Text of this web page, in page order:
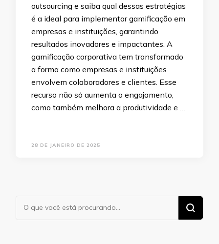
outsourcing e saiba qual dessas estratégias
é a ideal para implementar gamificação em
empresas e instituições, garantindo
resultados inovadores e impactantes. A
gamificação corporativa tem transformado
a forma como empresas e instituições
envolvem colaboradores e clientes. Esse
recurso não só aumenta o engajamento,
como também melhora a produtividade e …
28 DE JANEIRO DE 2025
Procurando
algo?